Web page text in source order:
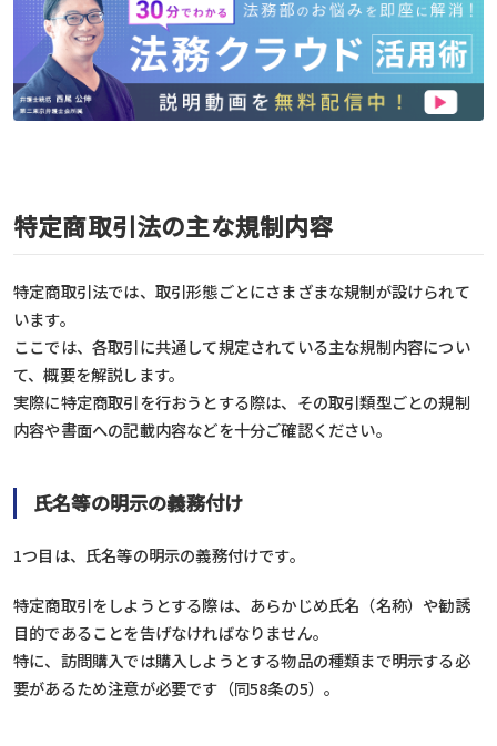
特定商取引法の主な規制内容
特定商取引法では、取引形態ごとにさまざまな規制が設けられて
います。
ここでは、各取引に共通して規定されている主な規制内容につい
て、概要を解説します。
実際に特定商取引を行おうとする際は、その取引類型ごとの規制
内容や書面への記載内容などを十分ご確認ください。
氏名等の明示の義務付け
1つ目は、氏名等の明示の義務付けです。
特定商取引をしようとする際は、あらかじめ氏名（名称）や勧誘
目的であることを告げなければなりません。
特に、訪問購入では購入しようとする物品の種類まで明示する必
要があるため注意が必要です（同58条の5）。